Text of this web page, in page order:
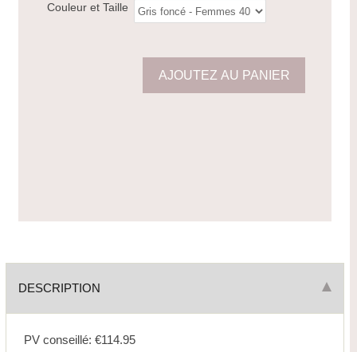
Couleur et Taille
DESCRIPTION
PV conseillé: €114.95